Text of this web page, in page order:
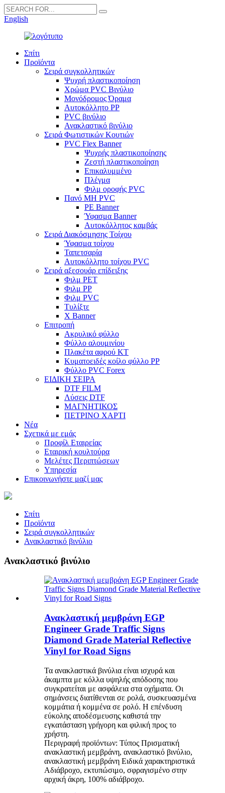
English
Σπίτι
Προϊόντα
Σειρά συγκολλητικών
Ψυχρή πλαστικοποίηση
Χρώμα PVC Βινύλιο
Μονόδρομος Όραμα
Αυτοκόλλητο PP
PVC βινύλιο
Ανακλαστικό βινύλιο
Σειρά Φωτιστικών Κουτιών
PVC Flex Banner
Ψυχρής πλαστικοποίησης
Ζεστή πλαστικοποίηση
Επικαλυμμένο
Πλέγμα
Φιλμ οροφής PVC
Πανό ΜΗ PVC
PE Banner
Ύφασμα Banner
Αυτοκόλλητος καμβάς
Σειρά Διακόσμησης Τοίχου
Ύφασμα τοίχου
Ταπετσαρία
Αυτοκόλλητο τοίχου PVC
Σειρά αξεσουάρ επίδειξης
Φιλμ PET
Φιλμ PP
Φιλμ PVC
Τυλίξτε
X Banner
Επιτροπή
Ακρυλικό φύλλο
Φύλλο αλουμινίου
Πλακέτα αφρού KT
Κυματοειδές κοίλο φύλλο PP
Φύλλο PVC Forex
ΕΙΔΙΚΗ ΣΕΙΡΑ
DTF FILM
Λύσεις DTF
ΜΑΓΝΗΤΙΚΟΣ
ΠΕΤΡΙΝΟ ΧΑΡΤΙ
Νέα
Σχετικά με εμάς
Προφίλ Εταιρείας
Εταιρική κουλτούρα
Μελέτες Περιπτώσεων
Υπηρεσία
Επικοινωνήστε μαζί μας
Σπίτι
Προϊόντα
Σειρά συγκολλητικών
Ανακλαστικό βινύλιο
Ανακλαστικό βινύλιο
Ανακλαστική μεμβράνη EGP
Engineer Grade Traffic Signs
Diamond Grade Material Reflective
Vinyl for Road Signs
Τα ανακλαστικά βινύλια είναι ισχυρά και
άκαμπτα με κόλλα υψηλής απόδοσης που
συγκρατείται με ασφάλεια στα οχήματα. Οι
σημάνσεις διατίθενται σε ρολά, συσκευασμένα
κομμάτια ή κομμένα σε ρολό. Η επένδυση
εύκολης αποδέσμευσης καθιστά την
εγκατάσταση γρήγορη και φιλική προς το
χρήστη.
Περιγραφή προϊόντων: Τύπος Πρισματική
ανακλαστική μεμβράνη, ανακλαστικό βινύλιο,
ανακλαστική μεμβράνη Ειδικά χαρακτηριστικά
Αδιάβροχο, εκτυπώσιμο, σφραγισμένο στην
αρχική άκρη, 100% αδιάβροχο.